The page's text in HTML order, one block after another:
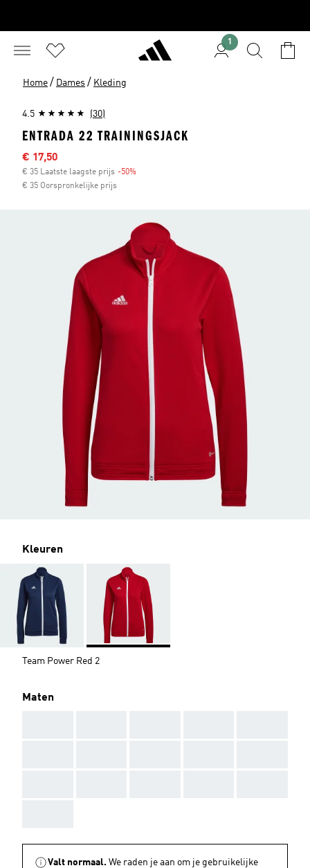
1
Home / Dames / Kleding
4.5 (30)
ENTRADA 22 TRAININGSJACK
Afgeprijsde prijs
€ 17,50
€ 35 Laatste laagste prijs -50%
€ 35 Oorspronkelijke prijs
Kleuren
Team Power Red 2
Maten
Valt normaal. We raden je aan om je gebruikelijke